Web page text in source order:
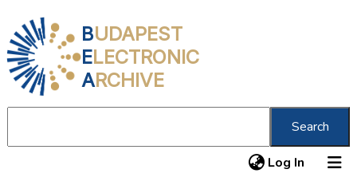
BUDAPEST
ELECTRONIC
ARCHIVE
Search
Log In (current)